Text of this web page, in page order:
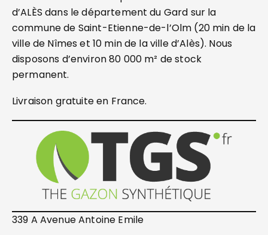
d’ALÈS dans le département du Gard sur la
commune de Saint-Etienne-de-l’Olm (20 min de la
ville de Nîmes et 10 min de la ville d’Alès). Nous
disposons d’environ 80 000 m² de stock
permanent.
Livraison gratuite en France.
339 A Avenue Antoine Emile